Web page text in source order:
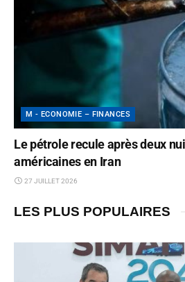
M - ECONOMIE – FINANCES
Le pétrole recule après deux
américaines en Iran
27 JUILLET 2026
LES PLUS POPULAIRES